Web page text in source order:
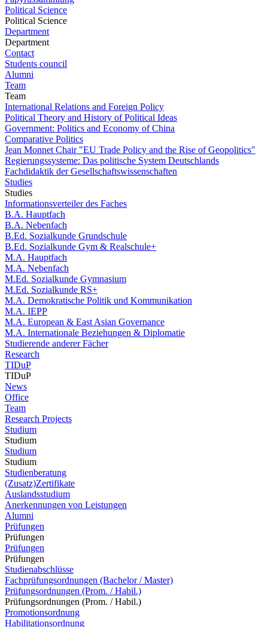
Political Science
Political Science
Department
Department
Contact
Students council
Alumni
Team
Team
International Relations and Foreign Policy
Political Theory and History of Political Ideas
Government: Politics and Economy of China
Comparative Politics
Jean Monnet Chair "EU Trade Policy and the Rise of Geopolitics"
Regierungssysteme: Das politische System Deutschlands
Fachdidaktik der Gesellschaftswissenschaften
Studies
Studies
Informationsverteiler des Faches
B.A. Hauptfach
B.A. Nebenfach
B.Ed. Sozialkunde Grundschule
B.Ed. Sozialkunde Gym & Realschule+
M.A. Hauptfach
M.A. Nebenfach
M.Ed. Sozialkunde Gymnasium
M.Ed. Sozialkunde RS+
M.A. Demokratische Politik und Kommunikation
M.A. IEPP
M.A. European & East Asian Governance
M.A. Internationale Beziehungen & Diplomatie
Studierende anderer Fächer
Research
TIDuP
TIDuP
News
Office
Team
Research Projects
Studium
Studium
Studium
Studium
Studienberatung
(Zusatz)Zertifikate
Auslandsstudium
Anerkennungen von Leistungen
Alumni
Prüfungen
Prüfungen
Prüfungen
Prüfungen
Studienabschlüsse
Fachprüfungsordnungen (Bachelor / Master)
Prüfungsordnungen (Prom. / Habil.)
Prüfungsordnungen (Prom. / Habil.)
Promotionsordnung
Habilitationsordnung